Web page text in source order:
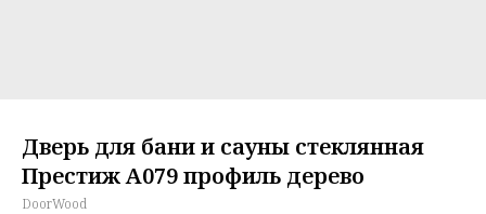
Дверь для бани и сауны стеклянная
Престиж А079 профиль дерево
DoorWood